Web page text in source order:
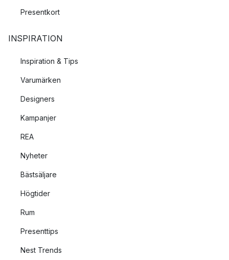
Presentkort
INSPIRATION
Inspiration & Tips
Varumärken
Designers
Kampanjer
REA
Nyheter
Bästsäljare
Högtider
Rum
Presenttips
Nest Trends